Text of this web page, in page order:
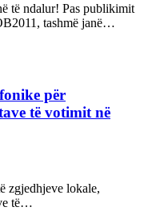
të ndalur! Pas publikimit
tashmë janë…
për
të votimit në
zgjedhjeve lokale,
të…